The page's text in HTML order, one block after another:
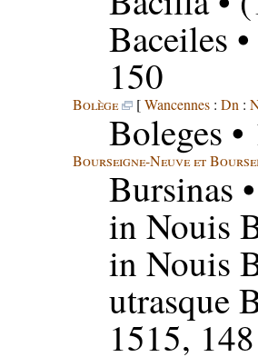
Baceiles
150
Bolège [Wancennes: Dn :
Boleges
Bourseigne-Neuve et
Bursinas
in Nouis
in Nouis
utrasque
1515,